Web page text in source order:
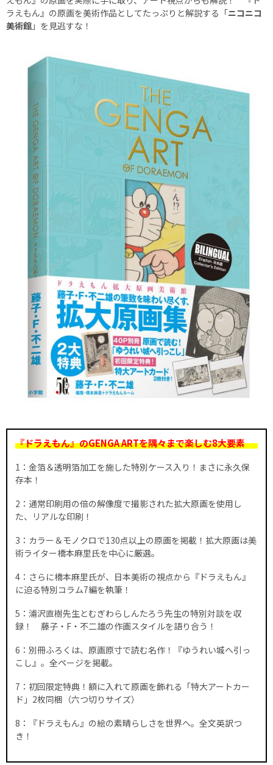
ラえもん』の原画を美術作品としてたっぷりと解説する「ニコニコ
美術館 」を見逃すな！
『ドラえもん』のGENGA ARTを隅々まで楽しむ8大要素
1：金箔＆透明箔加工を施した特別ケース入り！まさに永久保
存本！
2：通常印刷用の倍の解像度で撮影された拡大原画を使用し
た、リアルな印刷！
3：カラー＆モノクロで130点以上の原画を掲載！拡大原画は美
術ライター橋本麻里氏を中心に厳選。
4：さらに橋本麻里氏が、日本美術の視点から『ドラえもん』
に迫る特別コラム7編を執筆！
5：浦沢直樹先生とむぎわらしんたろう先生の特別対談を収
録！ 藤子・F・不二雄の作画スタイルを語り合う！
6：別冊ふろくは、原画原寸で読む名作！『ゆうれい城へ引っ
こし』。全ページを掲載。
7：初回限定特典！額に入れて原画を飾れる「特大アートカー
ド」2枚同梱（六つ切りサイズ）
8：『ドラえもん』の絵の素晴らしさを世界へ。全文英訳つ
き！